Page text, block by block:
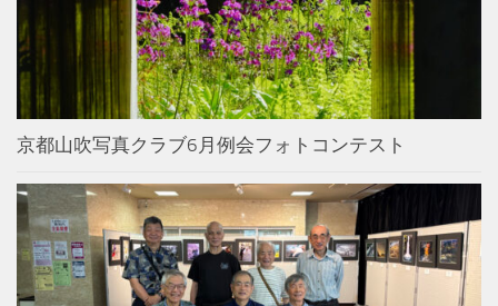
京都山吹写真クラブ6月例会フォトコンテスト